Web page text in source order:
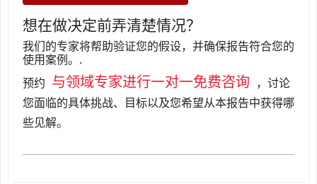
想在做决定前弄清楚情况？
我们的专家将帮助验证您的假设，并确保报告符合您的
使用案例。.
预约
与领域专家进行一对一免费咨询
，讨论
您面临的具体挑战、目标以及您希望从本报告中获得哪
些见解。